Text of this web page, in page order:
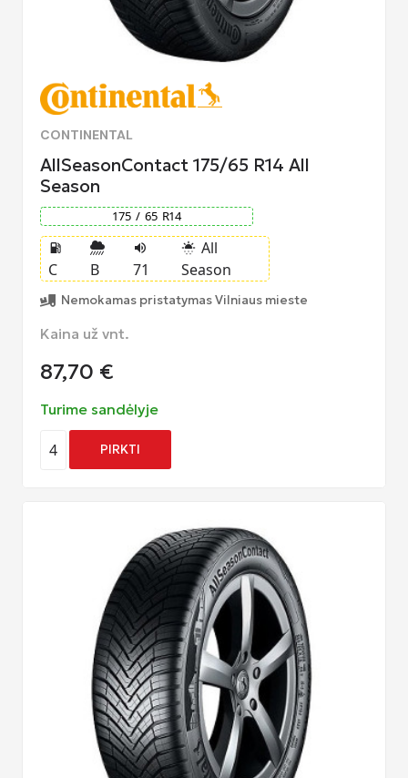
CONTINENTAL
AllSeasonContact 175/65 R14 All
Season
175 / 65 R14
local_gas_station
C B
volume_up
71
sunny_snowing All
Season
Nemokamas pristatymas Vilniaus mieste
Kaina už vnt.
87,70 €
Turime sandėlyje
4 PIRKTI